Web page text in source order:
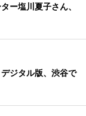
ー塩川夏子さん、
ジタル版、渋谷で